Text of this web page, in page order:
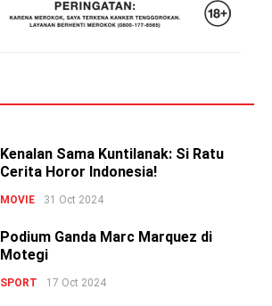
Kenalan Sama Kuntilanak: Si Ratu
Cerita Horor Indonesia!
MOVIE 31 Oct 2024
Podium Ganda Marc Marquez di
Motegi
SPORT 17 Oct 2024